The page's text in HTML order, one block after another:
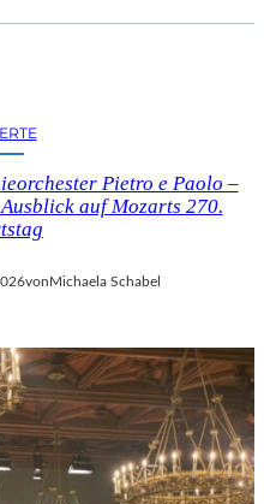
Pietro e Paolo –
auf Mozarts 270.
von Michaela Schabel